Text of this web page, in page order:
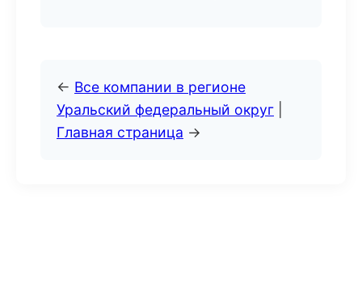
← Все компании в регионе
Уральский федеральный округ
Главная страница →